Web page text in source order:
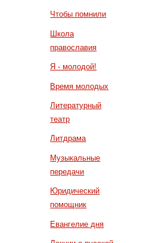
Чтобы помнили
Школа
православия
Я - молодой!
Время молодых
Литературный
театр
Литдрама
Музыкальные
передачи
Юридический
помощник
Евангелие дня